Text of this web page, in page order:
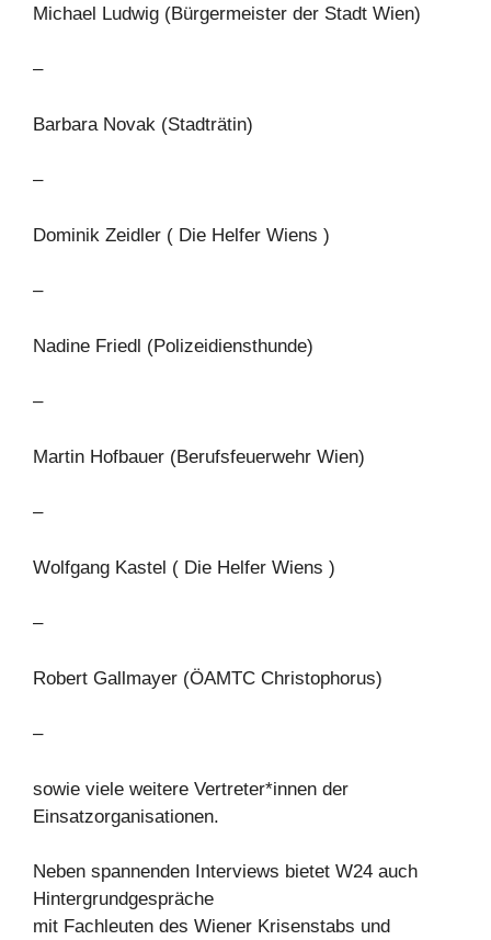
Michael Ludwig (Bürgermeister der Stadt Wien)
–
Barbara Novak (Stadträtin)
–
Dominik Zeidler ( Die Helfer Wiens )
–
Nadine Friedl (Polizeidiensthunde)
–
Martin Hofbauer (Berufsfeuerwehr Wien)
–
Wolfgang Kastel ( Die Helfer Wiens )
–
Robert Gallmayer (ÖAMTC Christophorus)
–
sowie viele weitere Vertreter*innen der
Einsatzorganisationen.
Neben spannenden Interviews bietet W24 auch
Hintergrundgespräche
mit Fachleuten des Wiener Krisenstabs und